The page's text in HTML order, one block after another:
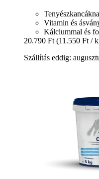
Vitamin és
Kálciummal és
20.790 Ft (11.550 Ft /
Szállítás eddig: